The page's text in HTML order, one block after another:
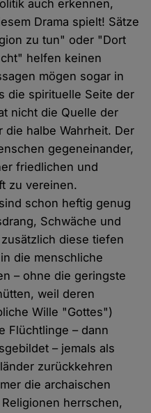
auch erkennen,
Drama spielt! Sätze
zu tun" oder "Dort
helfen keinen
mögen sogar in
die spirituelle Seite der
nicht die Quelle der
die halbe Wahrheit. Der
gegeneinander,
friedlichen und
zu vereinen.
schon heftig genug
Schwäche und
diese tiefen
die menschliche
– ohne die geringste
weil deren
Wille "Gottes")
Flüchtlinge – dann
– jemals als
zurückkehren
die archaischen
herrschen,